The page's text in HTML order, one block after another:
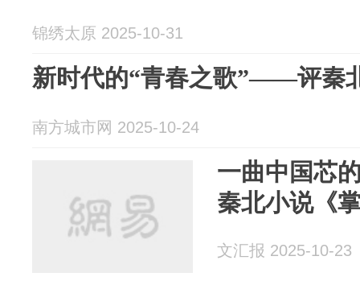
锦绣太原 2025-10-31
新时代的“青春之歌”——评秦
南方城市网 2025-10-24
一曲中国芯
秦北小说《
文汇报 2025-10-23